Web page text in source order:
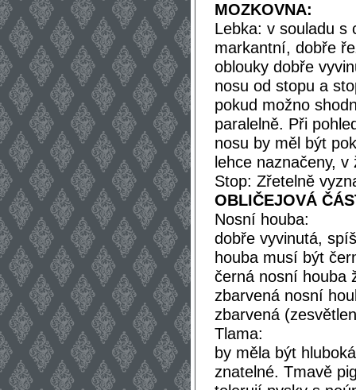
MOZKOVNA:
Lebka: v souladu s
markantní, dobře
oblouky dobře
nosu od stopu a
pokud možno
paralelně. Při
nosu by měl být
lehce naznačeny,
Stop: Zřetelně
OBLIČEJOVÁ
Nosní houba:
dobře vyvinutá,
houba musí být
černá nosní houba
zbarvená nosní
zbarvená
Tlama:
by měla být
znatelné. Tmavě